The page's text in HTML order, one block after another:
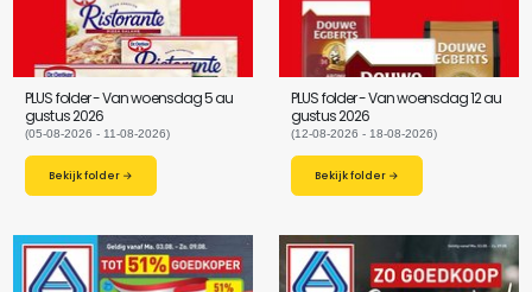
PLUS folder - Van woensdag 5 au
gustus 2026
(05-08-2026 - 11-08-2026)
Bekijk folder →
PLUS folder - Van woensdag 12 au
gustus 2026
(12-08-2026 - 18-08-2026)
Bekijk folder →